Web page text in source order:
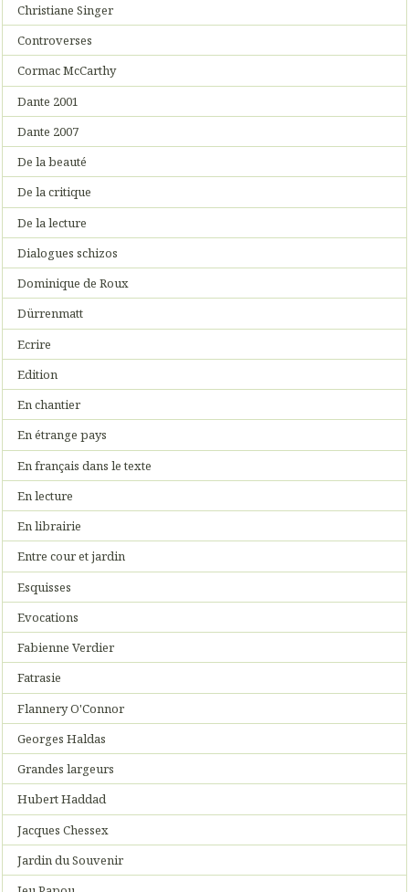
Christiane Singer
Controverses
Cormac McCarthy
Dante 2001
Dante 2007
De la beauté
De la critique
De la lecture
Dialogues schizos
Dominique de Roux
Dürrenmatt
Ecrire
Edition
En chantier
En étrange pays
En français dans le texte
En lecture
En librairie
Entre cour et jardin
Esquisses
Evocations
Fabienne Verdier
Fatrasie
Flannery O'Connor
Georges Haldas
Grandes largeurs
Hubert Haddad
Jacques Chessex
Jardin du Souvenir